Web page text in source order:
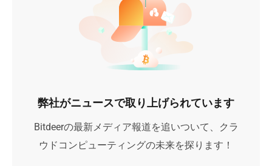
弊社がニュースで取り上げられています
Bitdeerの最新メディア報道を追いついて、クラ
ウドコンピューティングの未来を探ります！